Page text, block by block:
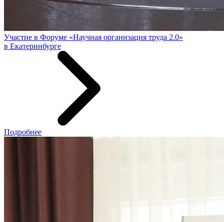
Участие в Форуме «Научная организация труда 2.0»
в Екатеринбурге
Подробнее